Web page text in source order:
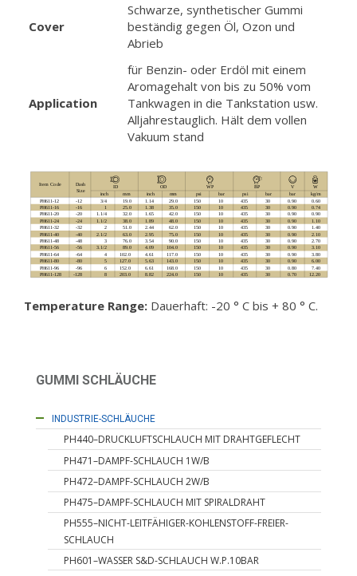
Cover
Schwarze, synthetischer Gummi
beständig gegen Öl, Ozon und
Abrieb
Application
für Benzin- oder Erdöl mit einem
Aromagehalt von bis zu 50% vom
Tankwagen in die Tankstation usw.
Alljahrestauglich. Hält dem vollen
Vakuum stand
Temperature Range: Dauerhaft: -20 ° C bis + 80 ° C.
GUMMI SCHLÄUCHE
INDUSTRIE-SCHLÄUCHE
PH440–DRUCKLUFTSCHLAUCH MIT DRAHTGEFLECHT
PH471–DAMPF-SCHLAUCH 1W/B
PH472–DAMPF-SCHLAUCH 2W/B
PH475–DAMPF-SCHLAUCH MIT SPIRALDRAHT
PH555–NICHT-LEITFÄHIGER-KOHLENSTOFF-FREIER-
SCHLAUCH
PH601–WASSER S&D-SCHLAUCH W.P.10BAR